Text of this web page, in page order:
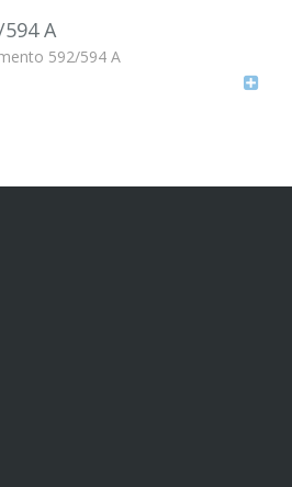
A
592/594 A